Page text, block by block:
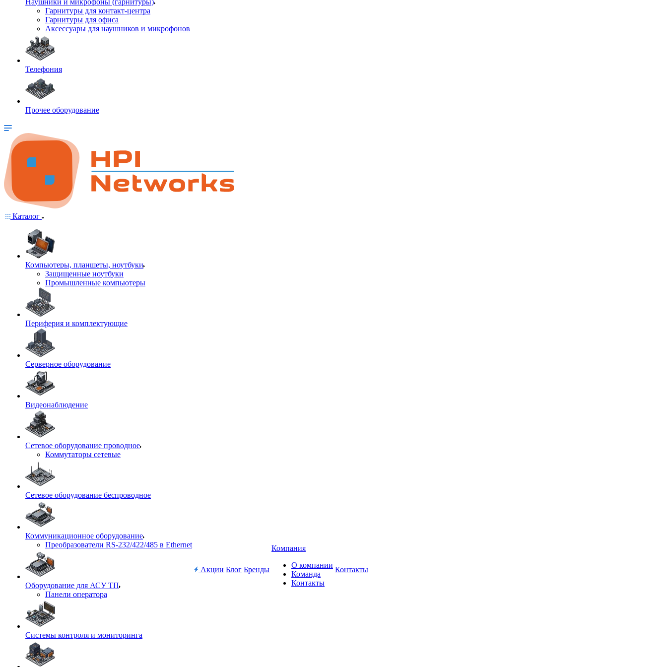
Наушники и микрофоны (гарнитуры)
Гарнитуры для контакт-центра
Гарнитуры для офиса
Аксессуары для наушников и микрофонов
Телефония
Прочее оборудование
Каталог
Компьютеры, планшеты, ноутбуки
Защищенные ноутбуки
Промышленные компьютеры
Периферия и комплектующие
Серверное оборудование
Видеонаблюдение
Сетевое оборудование проводное
Коммутаторы сетевые
Сетевое оборудование беспроводное
Коммуникационное оборудование
Преобразователи RS-232/422/485 в Ethernet
Оборудование для АСУ ТП
Панели оператора
Системы контроля и мониторинга
Акции Блог Бренды
Компания
О компании
Команда
Контакты
Контакты